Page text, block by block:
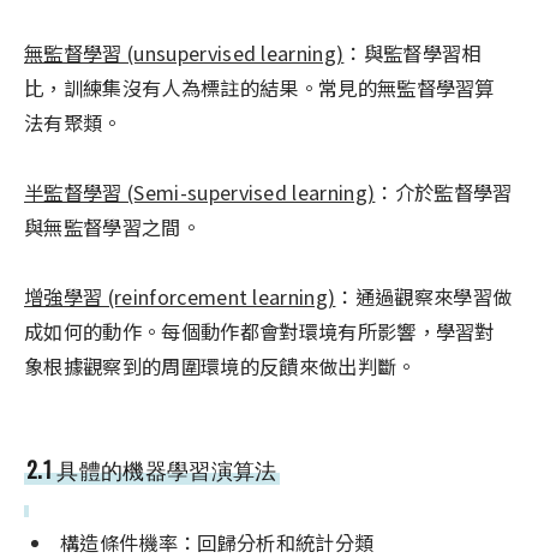
無監督學習 (unsupervised learning) ：與監督學習相
比，訓練集沒有人為標註的結果。常見的無監督學習算
法有聚類。
半監督學習 (Semi-supervised learning) ：介於監督學習
與無監督學習之間。
增強學習 (reinforcement learning) ：通過觀察來學習做
成如何的動作。每個動作都會對環境有所影響，學習對
象根據觀察到的周圍環境的反饋來做出判斷。
2.1 具體的機器學習演算法
構造條件機率：回歸分析和統計分類